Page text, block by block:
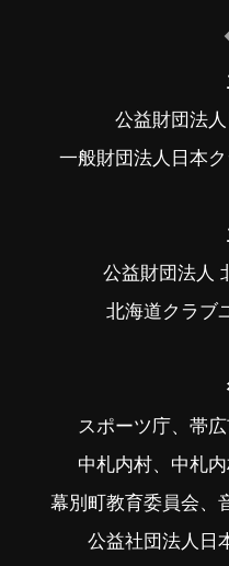
公益財団法
一般財団法人日本
公益財団法人
北海道クラブ
スポーツ庁、帯
中札内村、中札
幕別町教育委員会、
公益社団法人日